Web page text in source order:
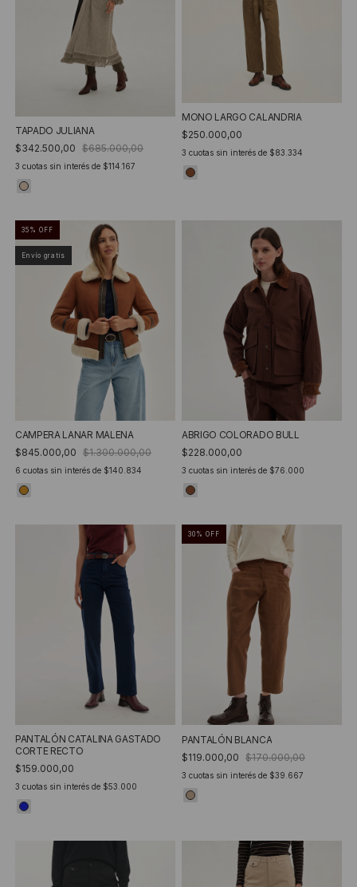
TAPADO JULIANA
$342.500,00 $685.000,00
3 cuotas sin interés de $114.167
MONO LARGO CALANDRIA
$250.000,00
3 cuotas sin interés de $83.334
35 % OFF
Envío gratis
CAMPERA LANAR MALENA
$845.000,00 $1.300.000,00
6 cuotas sin interés de $140.834
ABRIGO COLORADO BULL
$228.000,00
3 cuotas sin interés de $76.000
PANTALÓN CATALINA GASTADO
CORTE RECTO
$159.000,00
3 cuotas sin interés de $53.000
30 % OFF
PANTALÓN BLANCA
$119.000,00 $170.000,00
3 cuotas sin interés de $39.667